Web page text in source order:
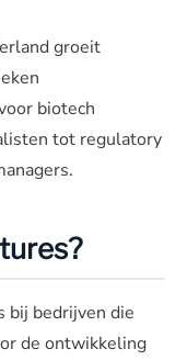
groeit
biotech
tot regulatory
bij bedrijven die
de ontwikkeling